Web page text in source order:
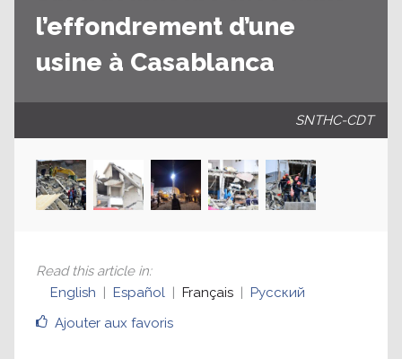
l’effondrement d’une
usine à Casablanca
SNTHC-CDT
Ajouter aux favoris
Read this article in:
English
Español Français Русский